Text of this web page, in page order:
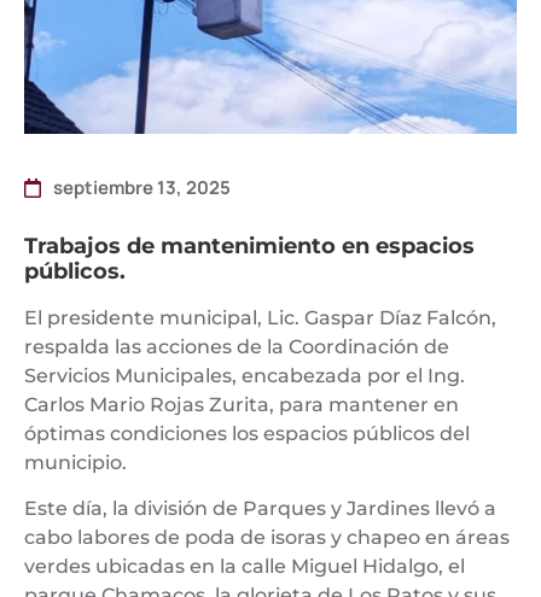
septiembre 13, 2025
Trabajos de mantenimiento en espacios
públicos.
El presidente municipal, Lic. Gaspar Díaz Falcón,
respalda las acciones de la Coordinación de
Servicios Municipales, encabezada por el Ing.
Carlos Mario Rojas Zurita, para mantener en
óptimas condiciones los espacios públicos del
municipio.
Este día, la división de Parques y Jardines llevó a
cabo labores de poda de isoras y chapeo en áreas
verdes ubicadas en la calle Miguel Hidalgo, el